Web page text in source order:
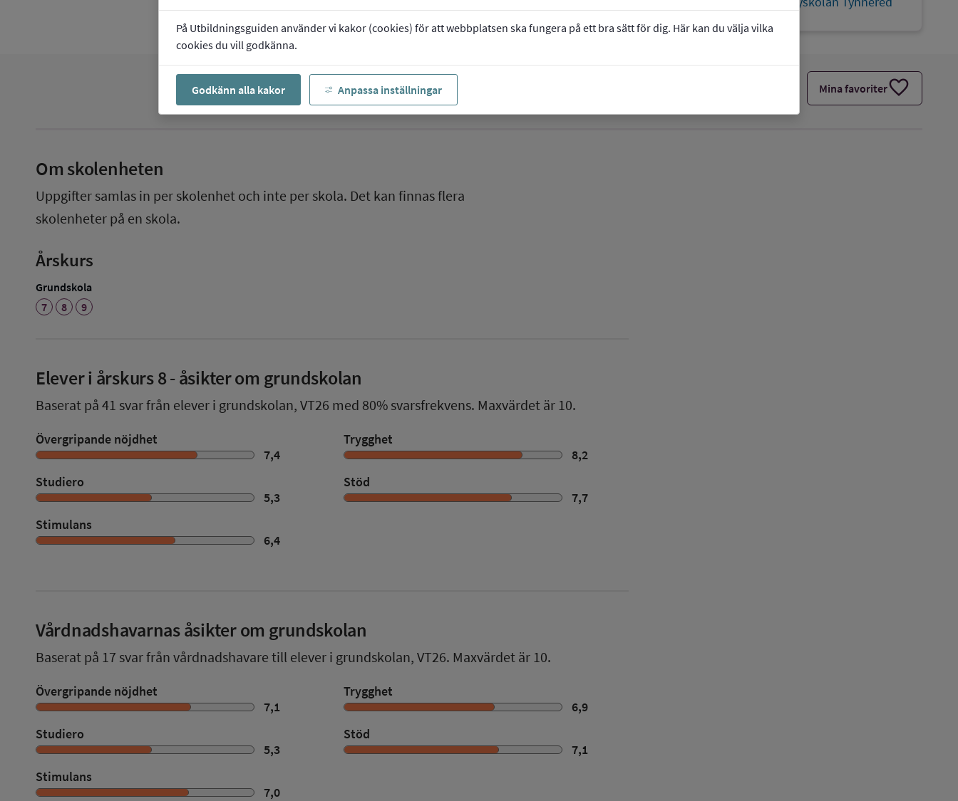
På Utbildningsguiden använder vi kakor (cookies) för att webbplatsen ska fungera på ett bra sätt för dig. Här kan du välja vilka
cookies du vill godkänna.
Godkänn alla kakor Anpassa inställningar Mina favoriterfavorite
Om skolenheten
Uppgifter samlas in per skolenhet och inte per skola. Det kan finnas flera
skolenheter på en skola.
Årskurs
Grundskola
7
8 9
Elever i årskurs 8- åsikter om grundskolan
Baserat på 41 svar från elever i grundskolan, VT26 med 80% svarsfrekvens. Maxvärdet är 10.
Övergripande nöjdhet
7,4
Trygghet
8,2
Studiero
5,3
Stöd
7,7
Stimulans
6,4
Vårdnadshavarnas åsikter om grundskolan
Baserat på 17 svar från vårdnadshavare till elever i grundskolan, VT26. Maxvärdet är 10.
Övergripande nöjdhet
7,1
Trygghet
6,9
Studiero
5,3
Stöd
7,1
Stimulans
7,0